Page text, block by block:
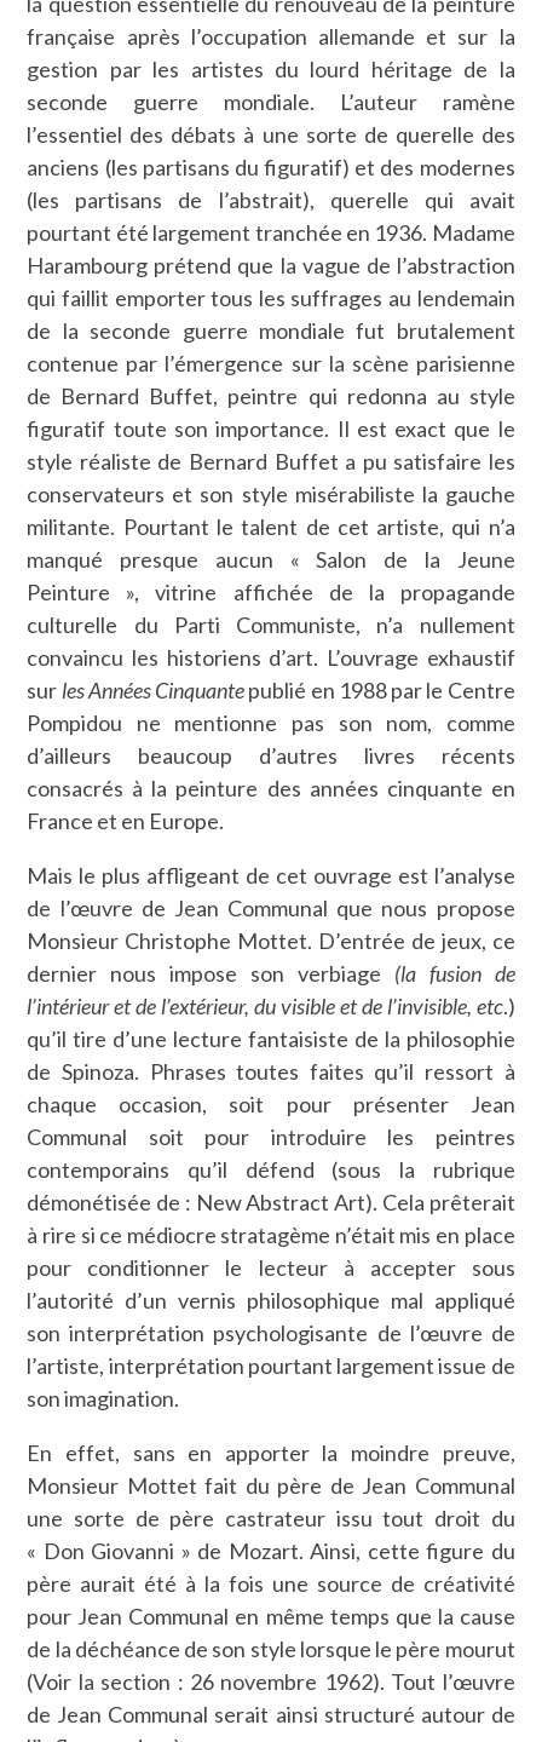
française après l’occupation allemande et sur la
gestion par les artistes du lourd héritage de la
seconde guerre mondiale. L’auteur ramène
l’essentiel des débats à une sorte de querelle des
anciens (les partisans du figuratif) et des modernes
(les partisans de l’abstrait), querelle qui avait
pourtant été largement tranchée en 1936. Madame
Harambourg prétend que la vague de l’abstraction
qui faillit emporter tous les suffrages au lendemain
de la seconde guerre mondiale fut brutalement
contenue par l’émergence sur la scène parisienne
de Bernard Buffet, peintre qui redonna au style
figuratif toute son importance. Il est exact que le
style réaliste de Bernard Buffet a pu satisfaire les
conservateurs et son style misérabiliste la gauche
militante. Pourtant le talent de cet artiste, qui n’a
manqué presque aucun « Salon de la Jeune
Peinture », vitrine affichée de la propagande
culturelle du Parti Communiste, n’a nullement
convaincu les historiens d’art. L’ouvrage exhaustif
sur les Années Cinquantepublié en 1988 par le Centre
Pompidou ne mentionne pas son nom, comme
d’ailleurs beaucoup d’autres livres récents
consacrés à la peinture des années cinquante en
France et en Europe.
Mais le plus affligeant de cet ouvrage est l’analyse
de l’œuvre de Jean Communal que nous propose
Monsieur Christophe Mottet. D’entrée de jeux, ce
dernier nous impose son verbiage (la fusion de
l’intérieur et de l’extérieur, du visible et de l’invisible, etc.)
qu’il tire d’une lecture fantaisiste de la philosophie
de Spinoza. Phrases toutes faites qu’il ressort à
chaque occasion, soit pour présenter Jean
Communal soit pour introduire les peintres
contemporains qu’il défend (sous la rubrique
démonétisée de : New Abstract Art). Cela prêterait
à rire si ce médiocre stratagème n’était mis en place
pour conditionner le lecteur à accepter sous
l’autorité d’un vernis philosophique mal appliqué
son interprétation psychologisante de l’œuvre de
l’artiste, interprétation pourtant largement issue de
son imagination.
En effet, sans en apporter la moindre preuve,
Monsieur Mottet fait du père de Jean Communal
une sorte de père castrateur issu tout droit du
« Don Giovanni » de Mozart. Ainsi, cette figure du
père aurait été à la fois une source de créativité
pour Jean Communal en même temps que la cause
de la déchéance de son style lorsque le père mourut
(Voir la section : 26 novembre 1962). Tout l’œuvre
de Jean Communal serait ainsi structuré autour de